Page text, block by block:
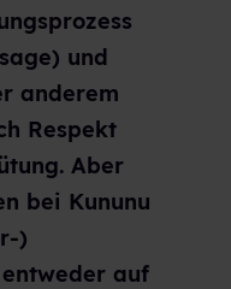
und
anderem
Respekt
Aber
bei Kununu
)
auf